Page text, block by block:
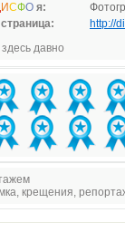
ИСФО я:
http://
давно
крещения,